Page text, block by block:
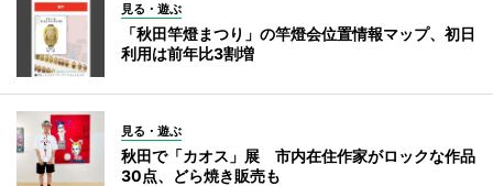
見る・遊ぶ
「秋田竿燈まつり」の竿燈会位置情報マップ、初日
利用は前年比3割増
見る・遊ぶ
秋田で「カオス」展 市内在住作家がロックな作品
30点、どら焼き販売も